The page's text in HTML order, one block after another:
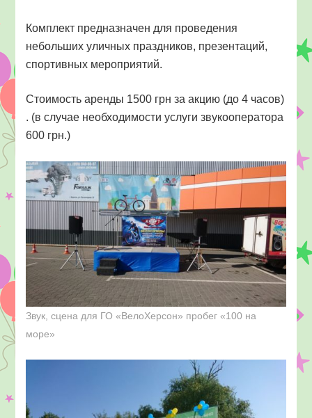
Комплект предназначен для проведения
небольших уличных праздников, презентаций,
спортивных мероприятий.
Стоимость аренды 1500 грн за акцию (до 4 часов)
. (в случае необходимости услуги звукооператора
600 грн.)
Звук, сцена для ГО «ВелоХерсон» пробег «100 на
море»